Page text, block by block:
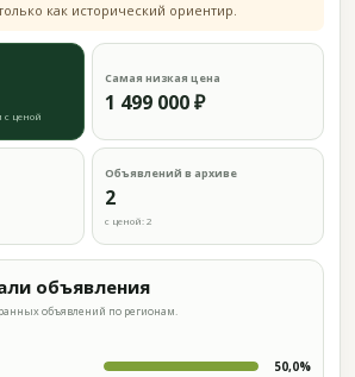
как исторический ориентир.
ценой
Самая низкая цена
1 499 000 ₽
Объявлений в архиве
2
с ценой: 2
объявления
объявлений по регионам.
50,0%